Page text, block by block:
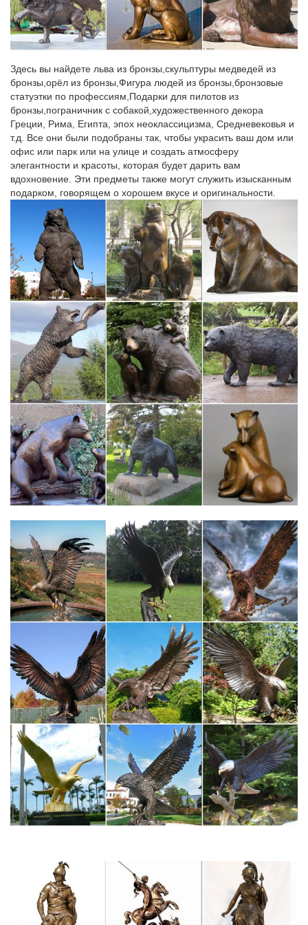
Собака символ 2018 года.Картины сваровски. Скульптуры и
статуэтки. Наборы для спиртного. Садовые фигуры. Фонтаны.
Статуэтки собак, более 1212 моделей в каталоге. Статуэтки
собак в Москве с быстрой доставкой по России, фото,
характеристики товара.Фигурка "Собака", длина 24см, высота
17смЧугун.
Фарфоровые статуэтки собак всегда можно купить…
Кроме того, фарфоровые статуэтки собак можно купить детям,
чтобы с малолетства привить им интерес к домашним
животным, что поможет в дальнейшем в воспитании такого
качества как человечность.Дата производства 1926 г. /
Антиквариат.
Здесь вы найдете льва из бронзы,скульптуры медведей из
бронзы,орёл из бронзы,Фигура людей из бронзы,бронзовые
статуэтки по профессиям,Подарки для пилотов из
бронзы,пограничник с собакой,художественного декора
Греции, Рима, Египта, эпох неоклассицизма, Средневековья и
т.д. Все они были подобраны так, чтобы украсить ваш дом или
офис или парк или на улице и создать атмосферу
элегантности и красоты, которая будет дарить вам
вдохновение. Эти предметы также могут служить изысканным
подарком, говорящем о хорошем вкусе и оригинальности.